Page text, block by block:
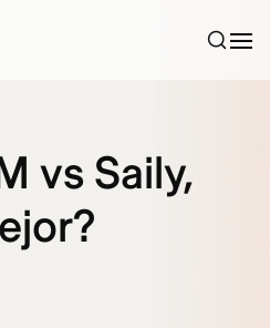
vs Saily,